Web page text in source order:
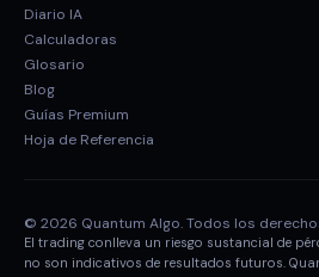
Diario IA
Calculadoras
Glosario
Blog
Guías Premium
Hoja de Referencia
© 2026 Quantum Algo. Todos los
El trading conlleva un riesgo sustancial de
no son indicativos de resultados futuros.